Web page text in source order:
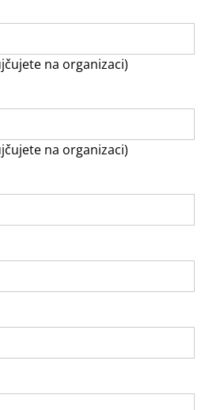
na organizaci)
na organizaci)